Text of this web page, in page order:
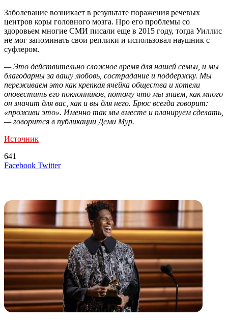
Заболевание возникает в результате поражения речевых
центров коры головного мозга. Про его проблемы со
здоровьем многие СМИ писали еще в 2015 году, тогда Уиллис
не мог запоминать свои реплики и использовал наушник с
суфлером.
— Это действительно сложное время для нашей семьи, и мы
благодарны за вашу любовь, сострадание и поддержку. Мы
переживаем это как крепкая ячейка общества и хотели
оповестить его поклонников, потому что мы знаем, как много
он значит для вас, как и вы для него. Брюс всегда говорит:
«проживи это». Именно так мы вместе и планируем сделать,
— говорится в публикации Деми Мур.
Источник
641
Facebook TwitterLinkedIn
Tumblr
Reddit
Вконтакте
Одноклассники
Skype
Messenger
Messenger
WhatsApp
Telegram
Viber
Line
Поделиться
Печатать